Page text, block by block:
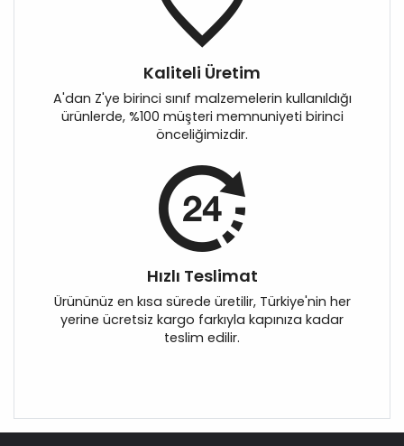
Kaliteli Üretim
A'dan Z'ye birinci sınıf malzemelerin kullanıldığı
ürünlerde, %100 müşteri memnuniyeti birinci
önceliğimizdir.
Hızlı Teslimat
Ürününüz en kısa sürede üretilir, Türkiye'nin her
yerine ücretsiz kargo farkıyla kapınıza kadar
teslim edilir.